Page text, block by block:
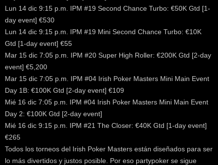
Lun 14 dic 9:15 p.m. IPM #19 Second Chance Turbo: €50K Gtd [1-
day event] €530
Lun 14 dic 9:15 p.m. IPM #19 Mini Second Chance Turbo: €10K
Gtd [1-day event] €55
Mar 15 dic 7:05 p.m. IPM #20 Super High Roller: €200K Gtd [2-day
event] €5,200
Mar 15 dic 7:05 p.m. IPM #04 Irish Poker Masters Mini Main Event
Day 1B: €100K Gtd [2-day event] €109
Mié 16 dic 7:05 p.m. IPM #04 Irish Poker Masters Mini Main Event
Day 2: €100K Gtd [2-day event]
Mié 16 dic 9:15 p.m. IPM #21 The Closer: €40K Gtd [1-day event]
€265
Todos los torneos del Irish Poker Masters están diseñados para ser
lo más divertidos y justos posible. Por eso partypoker se sigue